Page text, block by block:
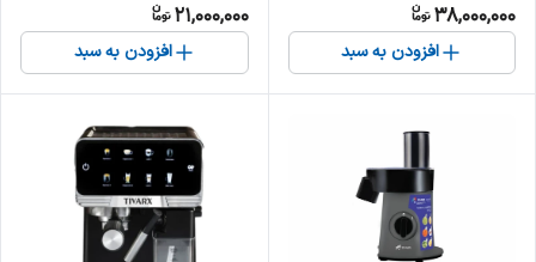
38,000,000
افزودن به سبد
21,000,000
افزودن به سبد